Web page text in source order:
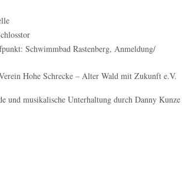
Schwimmbad Rastenberg, Anmeldung/
Hohe Schrecke – Alter Wald mit Zukunft e.V.
und musikalische Unterhaltung durch Danny Kunze